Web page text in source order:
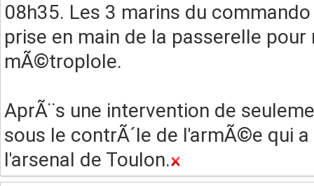
08h35. Les 3 marins du
prise en main de la passerelle
mÃ©troplole.
AprÃ¨s une intervention de
sous le contrÃ´le de l'armÃ©e qui
l'arsenal de Toulon.